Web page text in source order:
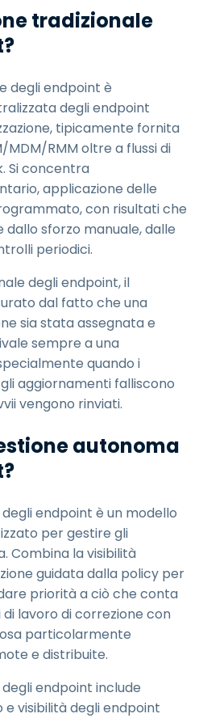
tradizionale
degli endpoint è
degli endpoint
tipicamente fornita
RMM oltre a flussi di
Si concentra
applicazione delle
con risultati che
sforzo manuale, dalle
periodici.
degli endpoint, il
dal fatto che una
sia stata assegnata e
sempre a una
quando i
aggiornamenti falliscono
vengono rinviati.
autonoma
endpoint è un modello
per gestire gli
Combina la visibilità
guidata dalla policy per
priorità a ciò che conta
di lavoro di correzione con
particolarmente
e distribuite.
endpoint include
visibilità degli endpoint